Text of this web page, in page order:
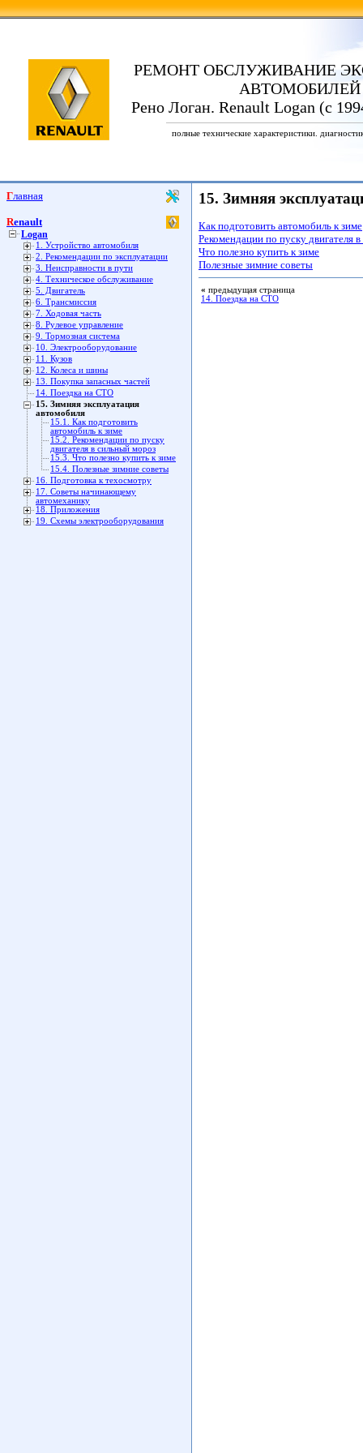
РЕМОНТ ОБСЛУЖИВАНИЕ
АВТОМОБИЛЕЙ
Рено Логан. Renault Logan (с
полные технические характеристики.
Главная
Renault
Logan
1. Устройство автомобиля
2. Рекомендации по эксплуатации
3. Неисправности в пути
4. Техническое обслуживание
5. Двигатель
6. Трансмиссия
7. Ходовая часть
8. Рулевое управление
9. Тормозная система
10. Электрооборудование
11. Кузов
12. Колеса и шины
13. Покупка запасных частей
14. Поездка на СТО
15. Зимняя эксплуатация
автомобиля
15.1. Как подготовить
автомобиль к зиме
15.2. Рекомендации по пуску
двигателя в сильный мороз
15.3. Что полезно купить к зиме
15.4. Полезные зимние советы
16. Подготовка к техосмотру
17. Советы начинающему
автомеханику
18. Приложения
19. Схемы электрооборудования
15. Зимняя
Как подготовить автомобиль к зиме
Рекомендации по пуску двигателя
Что полезно купить к зиме
Полезные зимние советы
« предыдущая страница
14. Поездка на СТО